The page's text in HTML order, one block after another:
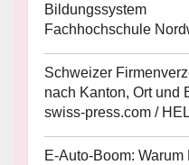
Bildungssystem
Fachhochschule
Schweizer
nach Kanton, Ort und
swiss-press.com /
E-Auto-Boom: